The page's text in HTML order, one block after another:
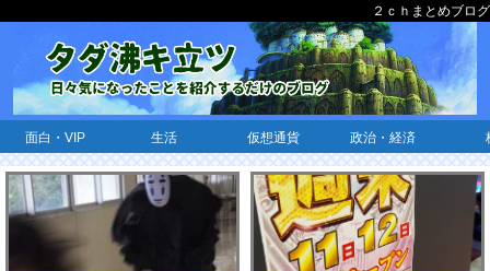
２ｃｈまとめブログ
面白・VIP 生活 仮想通貨 政治・経済